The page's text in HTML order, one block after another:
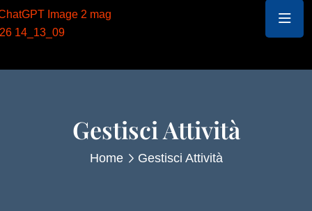
Gestisci Attività
Home Gestisci Attività